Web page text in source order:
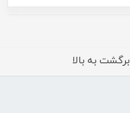
برگشت به بالا